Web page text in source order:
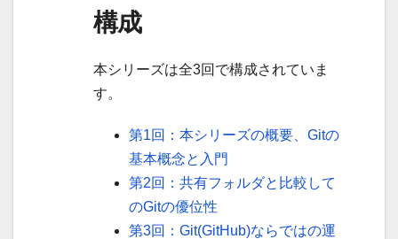
構成
本シリーズは全3回で構成されていま
す。
第1回：本シリーズの概要、Gitの
基本概念と入門
第2回：共有フォルダと比較して
のGitの優位性
第3回：Git(GitHub)ならではの運